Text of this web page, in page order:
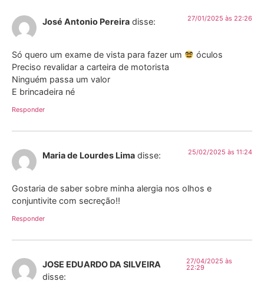
José Antonio Pereira disse: 27/01/2025 às 22:26
Só quero um exame de vista para fazer um
óculos
Preciso revalidar a carteira de motorista
Ninguém passa um valor
E brincadeira né
Responder
Maria de Lourdes Lima disse: 25/02/2025 às 11:24
Gostaria de saber sobre minha alergia nos olhos e
conjuntivite com secreção!!
Responder
JOSE EDUARDO DA SILVEIRA
disse:
27/04/2025 às
22:29